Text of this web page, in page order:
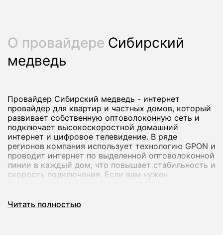
О провайдере Сибирский
медведь
Провайдер Сибирский медведь - интернет
провайдер для квартир и частных домов, который
развивает собственную оптоволоконную сеть и
подключает высокоскоростной домашний
интернет и цифровое телевидение. В ряде
регионов компания использует технологию GPON и
проводит интернет по выделенной оптоволоконной
линии в каждый дом, что повышает стабильность и
скорость подключения. Если вам нужен
дополнительные опции, вы можете оформить
Читать полностью